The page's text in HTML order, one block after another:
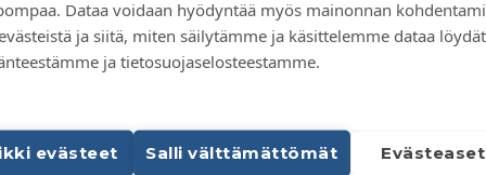
Dataa voidaan hyödyntää myös mainonnan
ja siitä, miten säilytämme ja käsittelemme dataa löydät
ja tietosuojaselosteestamme.
evästeet Salli välttämättömät